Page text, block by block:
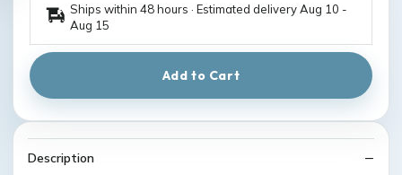
Ships within 48 hours · Estimated deliveryAug 10 -
Aug 15
Add to Cart
Description